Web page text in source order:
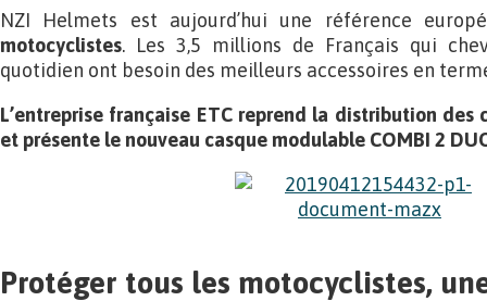
NZI Helmets est aujourd’hui une référence
motocyclistes. Les 3,5 millions de Français qui
quotidien ont besoin des meilleurs accessoires en
L’entreprise française ETC reprend la distribution des
et présente le nouveau casque modulable COMBI 2
Protéger tous les motocyclistes,